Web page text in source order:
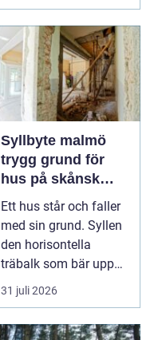
Syllbyte malmö
trygg grund för
hus på skånsk
mark
Ett hus står och faller
med sin grund. Syllen
den horisontella
träbalk som bär upp
väggarna mot pla...
31 juli 2026